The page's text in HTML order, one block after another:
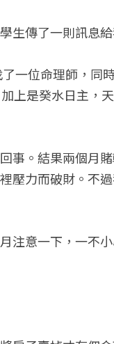
生傳了一則訊息給
一位命理師，同
上是癸水日主，
事。結果兩個月
壓力而破財。不
注意一下，一不